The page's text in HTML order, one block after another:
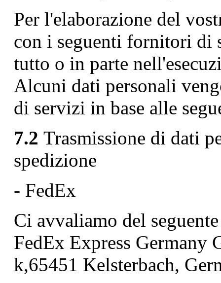
Per l'elaborazione del
con i seguenti fornitori di
tutto o in parte
Alcuni dati personali
di servizi in base alle
7.2 Trasmissione di dati
spedizione
- FedEx
Ci avvaliamo del
FedEx Express Germany
k,65451 Kelsterbach,